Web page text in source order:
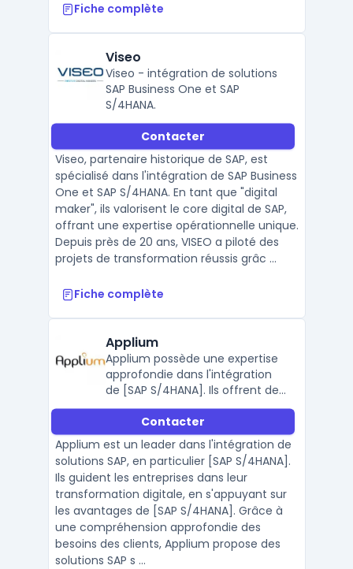
Fiche complète
Viseo
Viseo - intégration de solutions
SAP Business One et SAP
S/4HANA.
Contacter
Viseo, partenaire historique de SAP, est
spécialisé dans l'intégration de SAP Business
One et SAP S/4HANA. En tant que "digital
maker", ils valorisent le core digital de SAP,
offrant une expertise opérationnelle unique.
Depuis près de 20 ans, VISEO a piloté des
projets de transformation réussis grâc ...
Fiche complète
Applium
Applium possède une expertise
approfondie dans l'intégration
de [SAP S/4HANA]. Ils offrent des
services complets, allant de la
consultation à l'implémentation,
en passant par le support
continu.
Contacter
Applium est un leader dans l'intégration de
solutions SAP, en particulier [SAP S/4HANA].
Ils guident les entreprises dans leur
transformation digitale, en s'appuyant sur
les avantages de [SAP S/4HANA]. Grâce à
une compréhension approfondie des
besoins des clients, Applium propose des
solutions SAP s ...